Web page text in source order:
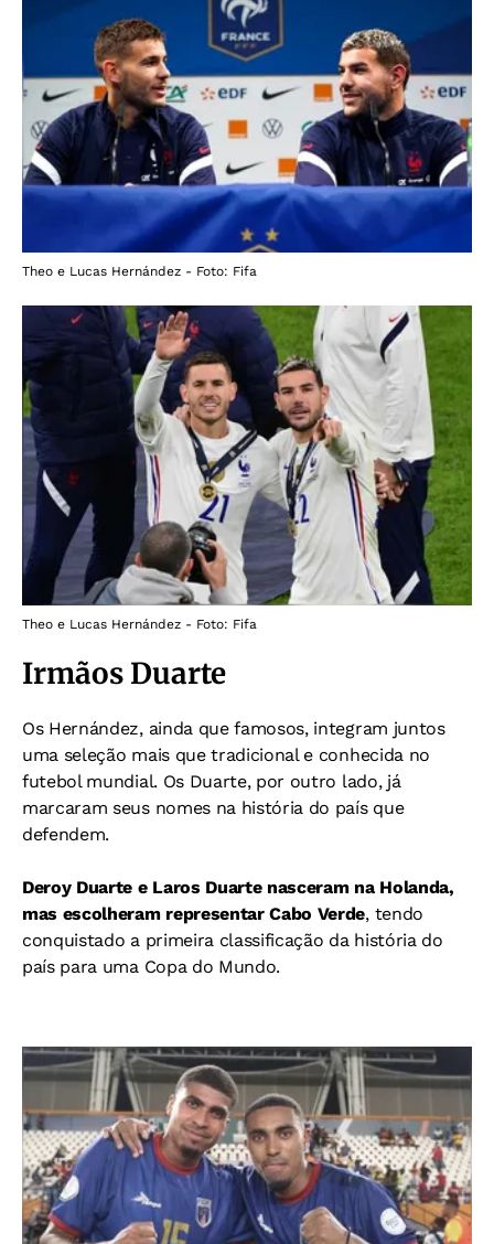
Theo e Lucas Hernández - Foto: Fifa
Theo e Lucas Hernández - Foto: Fifa
Irmãos Duarte
Os Hernández, ainda que famosos, integram juntos
uma seleção mais que tradicional e conhecida no
futebol mundial. Os Duarte, por outro lado, já
marcaram seus nomes na história do país que
defendem.
Deroy Duarte e Laros Duarte nasceram na Holanda,
mas escolheram representar Cabo Verde, tendo
conquistado a primeira classificação da história do
país para uma Copa do Mundo.